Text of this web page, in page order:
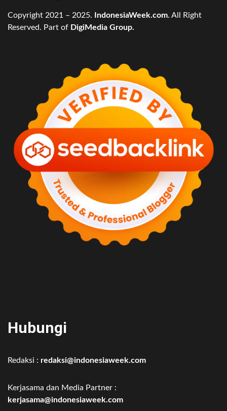
Copyright 2021 – 2025. IndonesiaWeek.com. All Right
Reserved. Part of DigiMedia Group.
Hubungi
Redaksi : redaksi@indonesiaweek.com
Kerjasama dan Media Partner :
kerjasama@indonesiaweek.com